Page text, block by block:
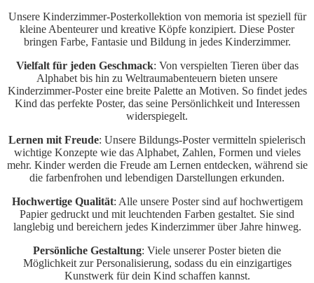
Unsere Kinderzimmer-Posterkollektion von memoria ist speziell für
kleine Abenteurer und kreative Köpfe konzipiert. Diese Poster
bringen Farbe, Fantasie und Bildung in jedes Kinderzimmer.
Vielfalt für jeden Geschmack: Von verspielten Tieren über das
Alphabet bis hin zu Weltraumabenteuern bieten unsere
Kinderzimmer-Poster eine breite Palette an Motiven. So findet jedes
Kind das perfekte Poster, das seine Persönlichkeit und Interessen
widerspiegelt.
Lernen mit Freude: Unsere Bildungs-Poster vermitteln spielerisch
wichtige Konzepte wie das Alphabet, Zahlen, Formen und vieles
mehr. Kinder werden die Freude am Lernen entdecken, während sie
die farbenfrohen und lebendigen Darstellungen erkunden.
Hochwertige Qualität: Alle unsere Poster sind auf hochwertigem
Papier gedruckt und mit leuchtenden Farben gestaltet. Sie sind
langlebig und bereichern jedes Kinderzimmer über Jahre hinweg.
Persönliche Gestaltung: Viele unserer Poster bieten die
Möglichkeit zur Personalisierung, sodass du ein einzigartiges
Kunstwerk für dein Kind schaffen kannst.